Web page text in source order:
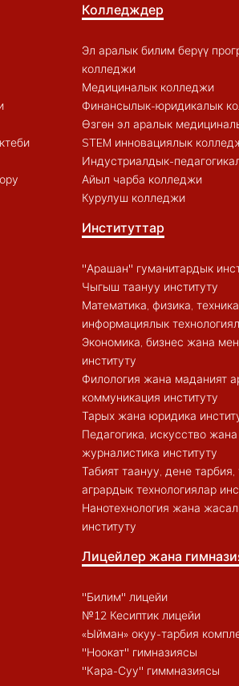
Колледждер
Эл аралык билим берүү
колледжи
Медициналык колледжи
Финансылык-юридикалык
Өзгөн эл аралык
STEM инновациялык
Индустриалдык-
Айыл чарба колледжи
Курулуш колледжи
Институттар
"Арашан" гуманитардык
Чыгыш таануу институту
Математика, физика,
информациялык
Экономика, бизнес жана
институту
Филология жана маданият
коммуникация институту
Тарых жана юридика
Педагогика, искусство жана
журналистика институту
Табият таануу, дене
агрардык технологиялар
Нанотехнология жана
институту
Лицейлер жана
"Билим" лицейи
№12 Кесиптик лицейи
«Ыйман» окуу-тарбия
"Ноокат" гимназиясы
"Кара-Суу" гиммназиясы